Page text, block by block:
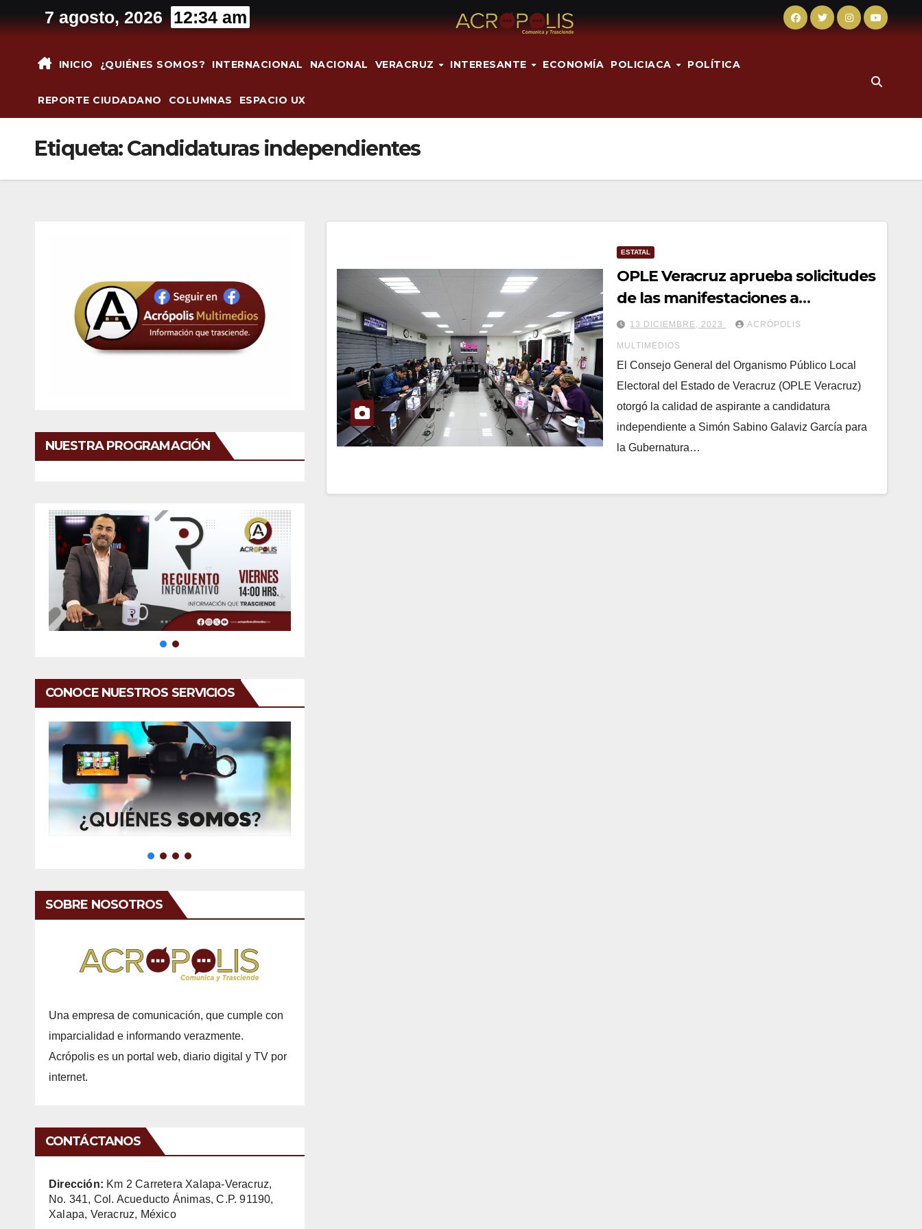
al
7 agosto, 2026 12:34 am
INICIO ¿QUIÉNES SOMOS? INTERNACIONAL NACIONAL VERACRUZ INTERESANTE ECONOMÍA POLICIACA POLÍTICA
REPORTE CIUDADANO COLUMNAS ESPACIO UX
Etiqueta:Candidaturas independientes
NUESTRA PROGRAMACIÓN
CONOCE NUESTROS SERVICIOS
SOBRE NOSOTROS
Una empresa de comunicación, que cumple con
imparcialidad e informando verazmente.
Acrópolis es un portal web, diario digital y TV por
internet.
CONTÁCTANOS
Dirección: Km 2 Carretera Xalapa-Veracruz,
No. 341, Col. Acueducto Ánimas, C.P. 91190,
Xalapa, Veracruz, México
ESTATAL
OPLE Veracruz aprueba solicitudes
de las manifestaciones a
candidaturas independientes
13 DICIEMBRE, 2023 ACRÓPOLIS
MULTIMEDIOS
El Consejo General del Organismo Público Local
Electoral del Estado de Veracruz (OPLE Veracruz)
otorgó la calidad de aspirante a candidatura
independiente a Simón Sabino Galaviz García para
la Gubernatura…